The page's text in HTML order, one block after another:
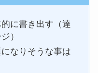
に書き出す（達
）
なりそうな事は